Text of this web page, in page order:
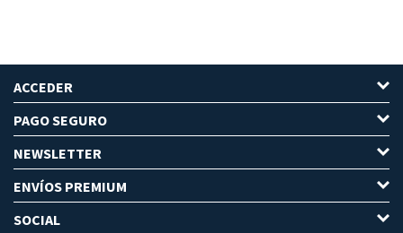
ACCEDER
PAGO SEGURO
NEWSLETTER
ENVÍOS PREMIUM
SOCIAL